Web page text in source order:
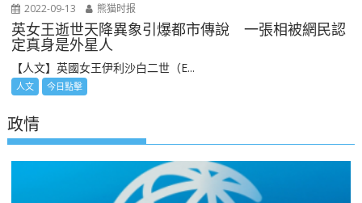
2022-09-13 熊猫时报
英女王逝世天降異象引爆都市傳說 一張相被網民認
定真身是外星人
【人文】英國女王伊利沙白二世（E...
人文 今日點擊
政情